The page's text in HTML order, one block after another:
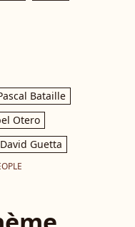
Bataille
Otero
David Guetta